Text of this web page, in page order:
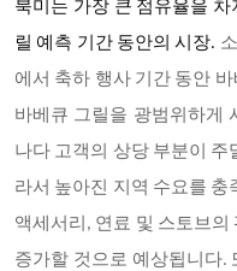
북미는 가장 큰 점유율을
릴예측 기간 동안의 시장.
에서 축하 행사 기간 동안
바베큐 그릴을 광범위하게
나다 고객의 상당 부분이
라서 높아진 지역 수요를 충
액세서리, 연료 및 스토브의
증가할 것으로 예상됩니다.